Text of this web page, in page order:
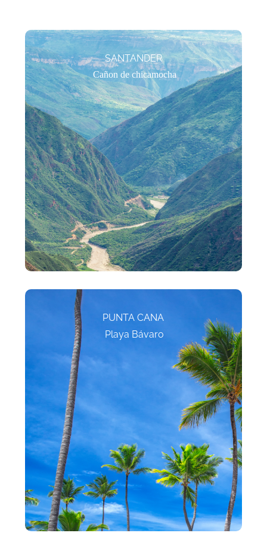
SANTANDER
Cañon de chicamocha
PUNTA CANA
Playa Bávaro